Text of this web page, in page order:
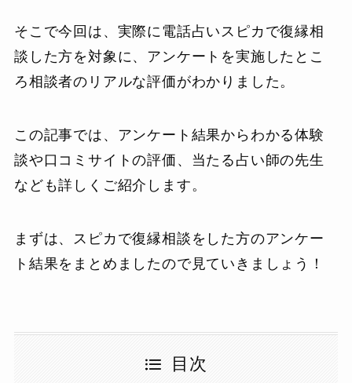
そこで今回は、実際に電話占いスピカで復縁相
談した方を対象に、アンケートを実施したとこ
ろ相談者のリアルな評価がわかりました。
この記事では、アンケート結果からわかる体験
談や口コミサイトの評価、当たる占い師の先生
なども詳しくご紹介します。
まずは、スピカで復縁相談をした方のアンケー
ト結果をまとめましたので見ていきましょう！
目次